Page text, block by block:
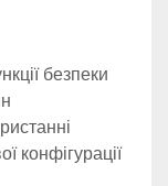
безпеки
конфігурації